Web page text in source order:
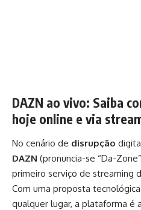
DAZN ao vivo: Saiba
hoje online e via
No cenário de disrupção
DAZN (pronuncia-se “Da-
primeiro serviço de streaming
Com uma proposta
qualquer lugar, a plataforma é